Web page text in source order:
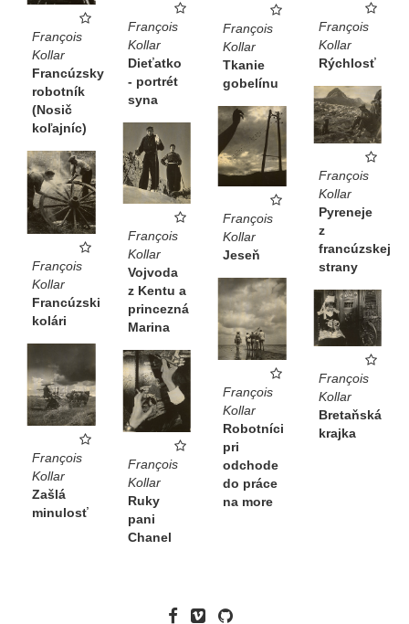
François
Kollar
Francúzsky
robotník
(Nosič
koľajníc)
François
Kollar
Dieťatko
- portrét
syna
François
Kollar
Tkanie
gobelínu
François
Kollar
Rýchlosť
François
Kollar
Pyreneje
z
francúzskej
strany
François
Kollar
Jeseň
François
Kollar
Vojvoda
z Kentu a
princezná
Marina
François
Kollar
Francúzski
kolári
François
Kollar
Robotníci
pri
odchode
do práce
na more
François
Kollar
Bretaňská
krajka
François
Kollar
Zašlá
minulosť
François
Kollar
Ruky
pani
Chanel